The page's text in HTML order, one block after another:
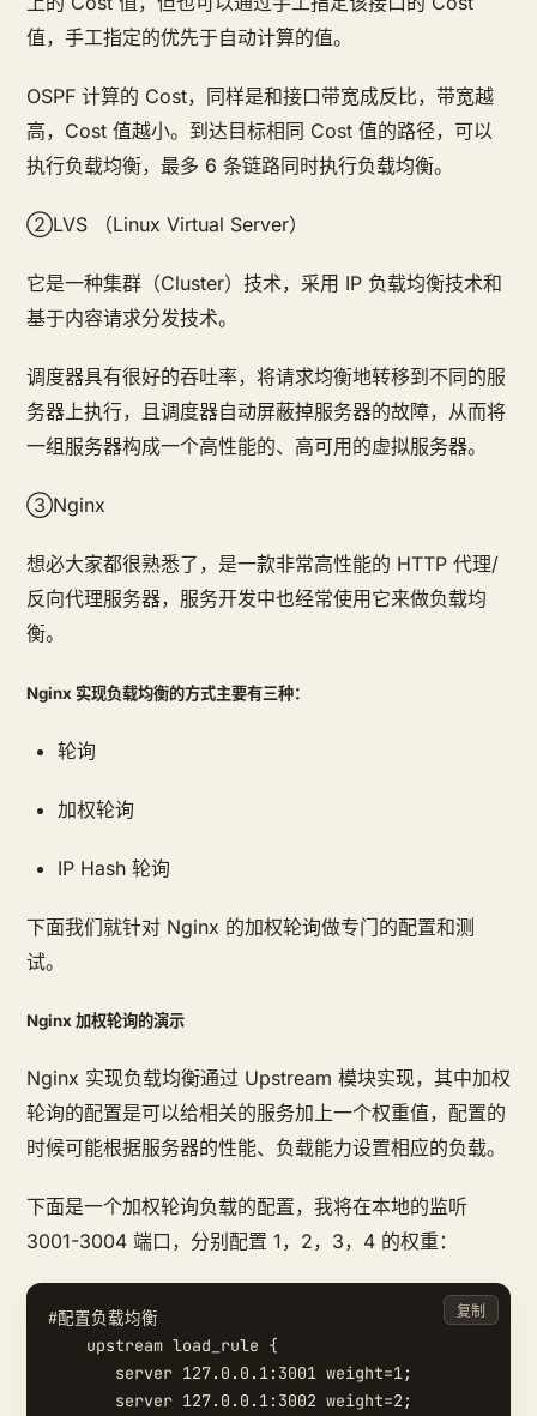
值，手工指定的优先于自动计算的值。
OSPF 计算的 Cost，同样是和接口带宽成反比，带宽越
高，Cost 值越小。到达目标相同 Cost 值的路径，可以
执行负载均衡，最多 6 条链路同时执行负载均衡。
②LVS （Linux Virtual Server）
它是一种集群（Cluster）技术，采用 IP 负载均衡技术和
基于内容请求分发技术。
调度器具有很好的吞吐率，将请求均衡地转移到不同的服
务器上执行，且调度器自动屏蔽掉服务器的故障，从而将
一组服务器构成一个高性能的、高可用的虚拟服务器。
③Nginx
想必大家都很熟悉了，是一款非常高性能的 HTTP 代理/
反向代理服务器，服务开发中也经常使用它来做负载均
衡。
Nginx 实现负载均衡的方式主要有三种：
轮询
加权轮询
IP Hash 轮询
下面我们就针对 Nginx 的加权轮询做专门的配置和测
试。
Nginx 加权轮询的演示
Nginx 实现负载均衡通过 Upstream 模块实现，其中加权
轮询的配置是可以给相关的服务加上一个权重值，配置的
时候可能根据服务器的性能、负载能力设置相应的负载。
下面是一个加权轮询负载的配置，我将在本地的监听
3001-3004 端口，分别配置 1，2，3，4 的权重：
#配置负载均衡
    upstream load_rule {
       server 127.0.0.1:3001 weight=1;
       server 127.0.0.1:3002 weight=2;
复制